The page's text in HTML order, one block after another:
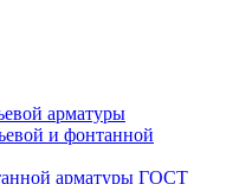
арматуры
и фонтанной
арматуры ГОСТ